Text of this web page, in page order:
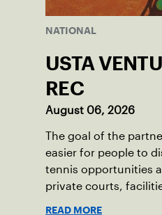
NATIONAL
USTA
REC
August 06, 2026
The goal of the
easier for people to
tennis opportunities
private courts,
READ MORE